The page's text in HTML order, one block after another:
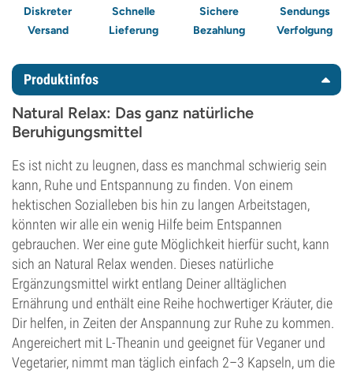
Diskreter
Versand
Schnelle
Lieferung
Sichere
Bezahlung
Sendungs
Verfolgung
Produktinfos
Natural Relax: Das ganz natürliche
Beruhigungsmittel
Es ist nicht zu leugnen, dass es manchmal schwierig sein
kann, Ruhe und Entspannung zu finden. Von einem
hektischen Sozialleben bis hin zu langen Arbeitstagen,
könnten wir alle ein wenig Hilfe beim Entspannen
gebrauchen. Wer eine gute Möglichkeit hierfür sucht, kann
sich an Natural Relax wenden. Dieses natürliche
Ergänzungsmittel wirkt entlang Deiner alltäglichen
Ernährung und enthält eine Reihe hochwertiger Kräuter, die
Dir helfen, in Zeiten der Anspannung zur Ruhe zu kommen.
Angereichert mit L-Theanin und geeignet für Veganer und
Vegetarier, nimmt man täglich einfach 2–3 Kapseln, um die